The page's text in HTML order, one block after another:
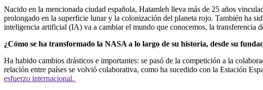
Nacido en la mencionada ciudad española, Hatamleh lleva más de 25 años
prolongado en la superficie lunar y la colonización del planeta rojo. También ha
inteligencia artificial (IA) va a cambiar el mundo que conocemos, la transferencia
¿Cómo se ha transformado la NASA a lo largo de su historia, desde su
Ha habido cambios drásticos e importantes: se pasó de la competición a la
relación entre países se volvió colaborativa, como ha sucedido con la Estación
esfuerzo internacional.